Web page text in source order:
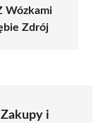
Wózkami
Zdrój
Zakupy i